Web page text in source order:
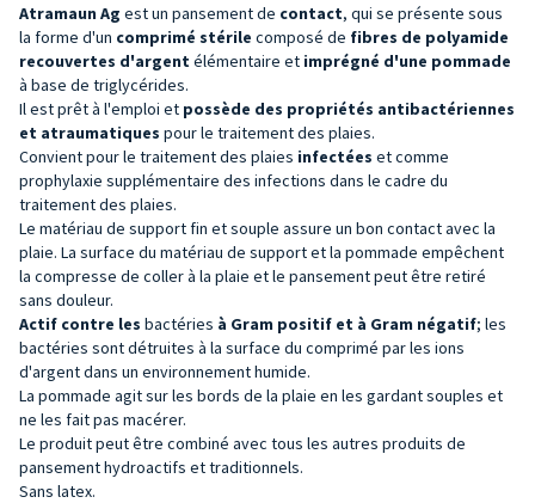
Atramaun Ag est un pansement de contact, qui se présente sous
la forme d'un comprimé stérile composé de fibres de polyamide
recouvertes d'argent élémentaire et imprégné d'une pommade
à base de triglycérides.
Il est prêt à l'emploi et possède des propriétés antibactériennes
et atraumatiques pour le traitement des plaies.
Convient pour le traitement des plaies infectées et comme
prophylaxie supplémentaire des infections dans le cadre du
traitement des plaies.
Le matériau de support fin et souple assure un bon contact avec la
plaie. La surface du matériau de support et la pommade empêchent
la compresse de coller à la plaie et le pansement peut être retiré
sans douleur.
Actif contre les bactéries à Gram positif et à Gram négatif; les
bactéries sont détruites à la surface du comprimé par les ions
d'argent dans un environnement humide.
La pommade agit sur les bords de la plaie en les gardant souples et
ne les fait pas macérer.
Le produit peut être combiné avec tous les autres produits de
pansement hydroactifs et traditionnels.
Sans latex.